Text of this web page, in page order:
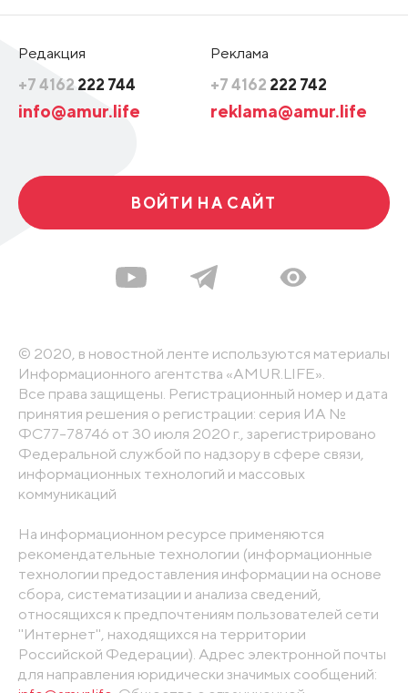
Редакция
+7 4162 222 744
info@amur.life
Реклама
+7 4162 222 742
reklama@amur.life
ВОЙТИ НА САЙТ
© 2020, в новостной ленте используются материалы
Информационного агентства «AMUR.LIFE».
Все права защищены. Регистрационный номер и дата
принятия решения о регистрации: серия ИА №
ФС77-78746 от 30 июля 2020 г., зарегистрировано
Федеральной службой по надзору в сфере связи,
информационных технологий и массовых
коммуникаций
На информационном ресурсе применяются
рекомендательные технологии (информационные
технологии предоставления информации на основе
сбора, систематизации и анализа сведений,
относящихся к предпочтениям пользователей сети
"Интернет", находящихся на территории
Российской Федерации). Адрес электронной почты
для направления юридически значимых сообщений: